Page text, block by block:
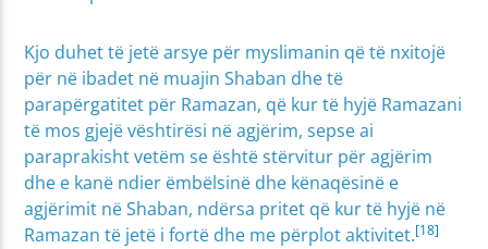
Kjo duhet të jetë arsye për myslimanin që të nxitojë
për në ibadet në muajin Shaban dhe të
parapërgatitet për Ramazan, që kur të hyjë Ramazani
të mos gjejë vështirësi në agjërim, sepse ai
paraprakisht vetëm se është stërvitur për agjërim
dhe e kanë ndier ëmbëlsinë dhe kënaqësinë e
agjërimit në Shaban, ndërsa pritet që kur të hyjë në
Ramazan të jetë i fortë dhe me përplot aktivitet.[18]